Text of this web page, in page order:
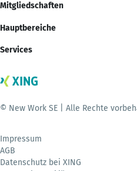
Mitgliedschaften
Hauptbereiche
Services
© New Work SE | Alle Rechte
Impressum
AGB
Datenschutz bei XING